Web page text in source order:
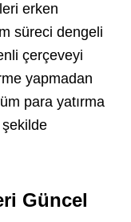
erken
süreci dengeli
çerçeveyi
yapmadan
para yatırma
Güncel